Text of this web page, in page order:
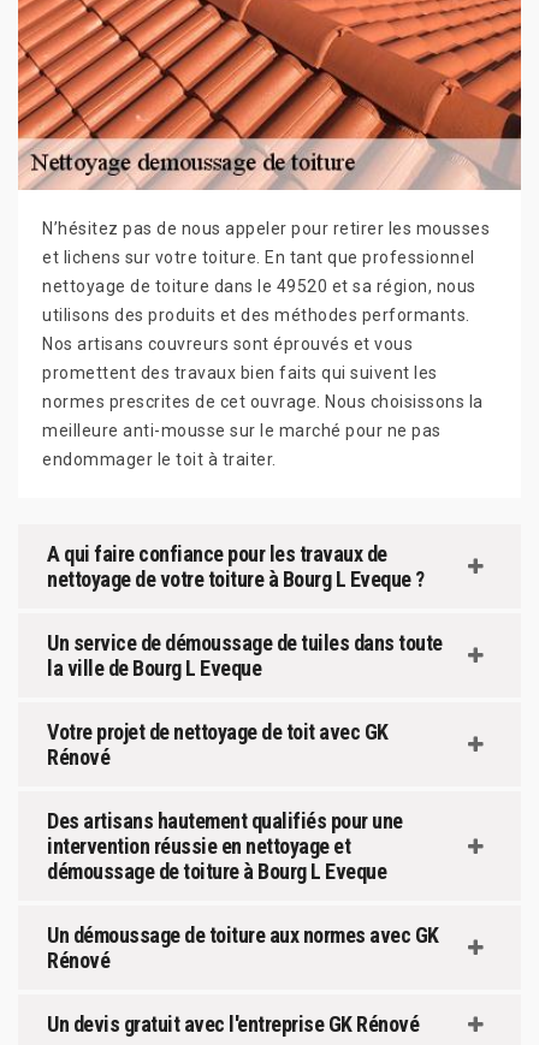
N’hésitez pas de nous appeler pour retirer les mousses
et lichens sur votre toiture. En tant que professionnel
nettoyage de toiture dans le 49520 et sa région, nous
utilisons des produits et des méthodes performants.
Nos artisans couvreurs sont éprouvés et vous
promettent des travaux bien faits qui suivent les
normes prescrites de cet ouvrage. Nous choisissons la
meilleure anti-mousse sur le marché pour ne pas
endommager le toit à traiter.
A qui faire confiance pour les travaux de
nettoyage de votre toiture à Bourg L Eveque ?
Un service de démoussage de tuiles dans toute
la ville de Bourg L Eveque
Votre projet de nettoyage de toit avec GK
Rénové
Des artisans hautement qualifiés pour une
intervention réussie en nettoyage et
démoussage de toiture à Bourg L Eveque
Un démoussage de toiture aux normes avec GK
Rénové
Un devis gratuit avec l'entreprise GK Rénové